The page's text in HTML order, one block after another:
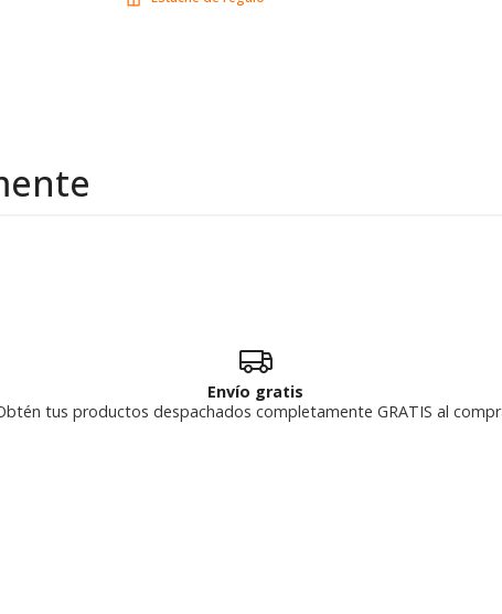
Envío gratis
tus productos despachados completamente GRATIS al